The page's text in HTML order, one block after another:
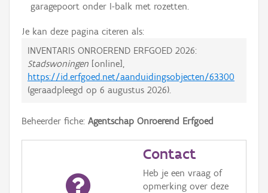
garagepoort onder I-balk met rozetten.
Je kan deze pagina citeren als:
INVENTARIS ONROEREND ERFGOED 2026:
Stadswoningen [online],
https://id.erfgoed.net/aanduidingsobjecten/63300
(geraadpleegd op 6 augustus 2026).
Beheerder fiche: Agentschap Onroerend Erfgoed
Contact
Heb je een vraag of
opmerking over deze